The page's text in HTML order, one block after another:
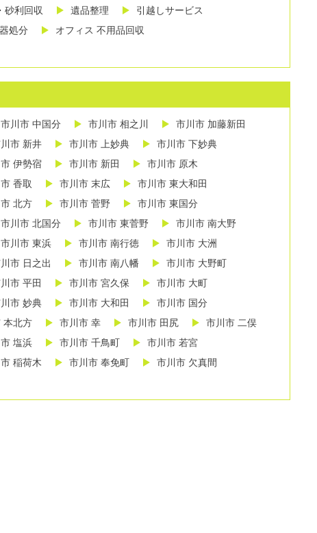
砂利回収 遺品整理
引越しサービス
処分
オフィス 不用品回収
市川市 中国分 市川市 相之川
市川市 加藤新田
市 新井 市川市 上妙典
市川市 下妙典
伊勢宿 市川市 新田
市川市 原木
香取 市川市 末広
市川市 東大和田
北方 市川市 菅野
市川市 東国分
市川市 北国分 市川市 東菅野
市川市 南大野
市川市 東浜 市川市 南行徳
市川市 大洲
市 日之出 市川市 南八幡
市川市 大野町
市 平田 市川市 宮久保
市川市 大町
市 妙典 市川市 大和田
市川市 国分
本北方 市川市 幸 市川市 田尻
市川市 二俣
塩浜 市川市 千鳥町
市川市 若宮
稲荷木 市川市 奉免町
市川市 欠真間